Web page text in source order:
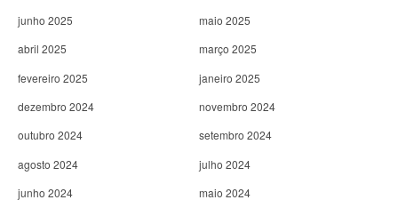
junho 2025
maio 2025
abril 2025
março 2025
fevereiro 2025
janeiro 2025
dezembro 2024
novembro 2024
outubro 2024
setembro 2024
agosto 2024
julho 2024
junho 2024
maio 2024